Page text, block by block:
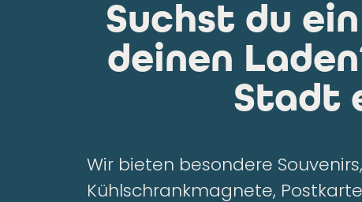
Suchst du
deinen
Stadt
Wir bieten besondere
Kühlschrankmagnete,